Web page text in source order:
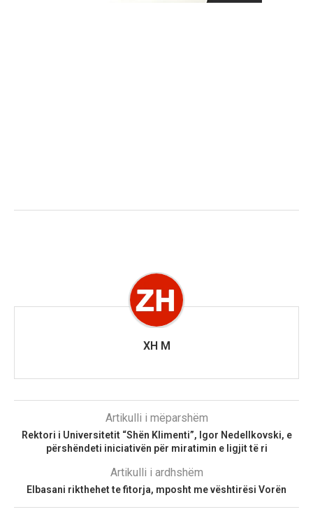
XH M
Artikulli i mëparshëm
Rektori i Universitetit “Shën Klimenti”, Igor Nedellkovski, e
përshëndeti iniciativën për miratimin e ligjit të ri
Artikulli i ardhshëm
Elbasani rikthehet te fitorja, mposht me vështirësi Vorën